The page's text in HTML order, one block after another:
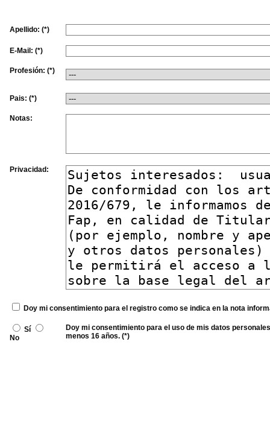
Apellido: (*)
E-Mail: (*)
Profesión: (*)
Pais: (*)
Notas:
Privacidad:
Doy mi consentimiento para el registro como se indica en la nota
Sí
No
Doy mi consentimiento para el uso de mis datos
menos 16 años. (*)